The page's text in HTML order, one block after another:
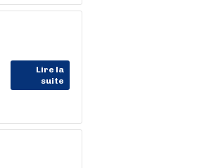
Lire la
suite